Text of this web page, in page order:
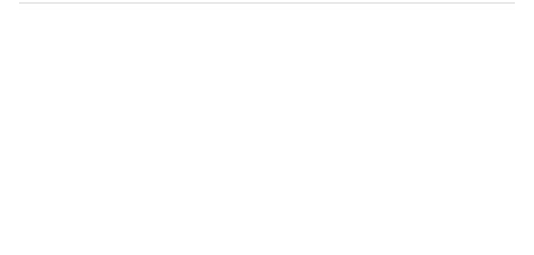
Feriendorf Auenland für 2